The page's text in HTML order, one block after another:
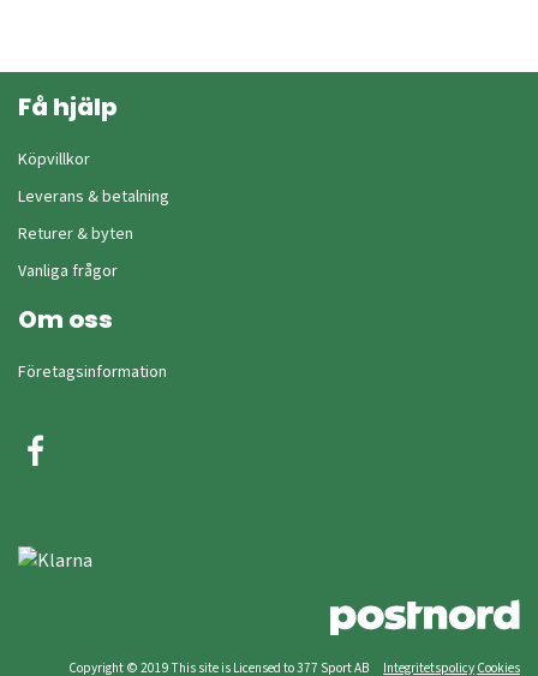
Få hjälp
Köpvillkor
Leverans & betalning
Returer & byten
Vanliga frågor
Om oss
Företagsinformation
Copyright © 2019 This site is Licensed to 377 Sport AB Integritetspolicy Cookies